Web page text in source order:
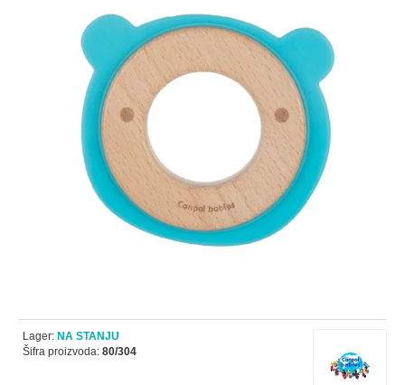
Lager: NA STANJU
Šifra proizvoda: 80/304